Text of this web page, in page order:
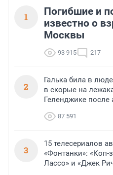
1
Погибшие и
известно о
Москвы
93 915 217
2
Галька била в
в скорые на
Геленджике
87 591
3
15 телесериалов
«Фонтанки»: «Коп-
Лассо» и «Джек